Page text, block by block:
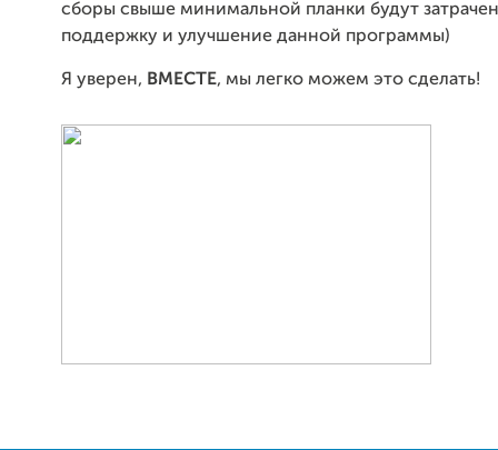
сборы свыше минимальной планки будут
поддержку и улучшение данной программы)
Я уверен, ВМЕСТЕ, мы легко можем это сделать!